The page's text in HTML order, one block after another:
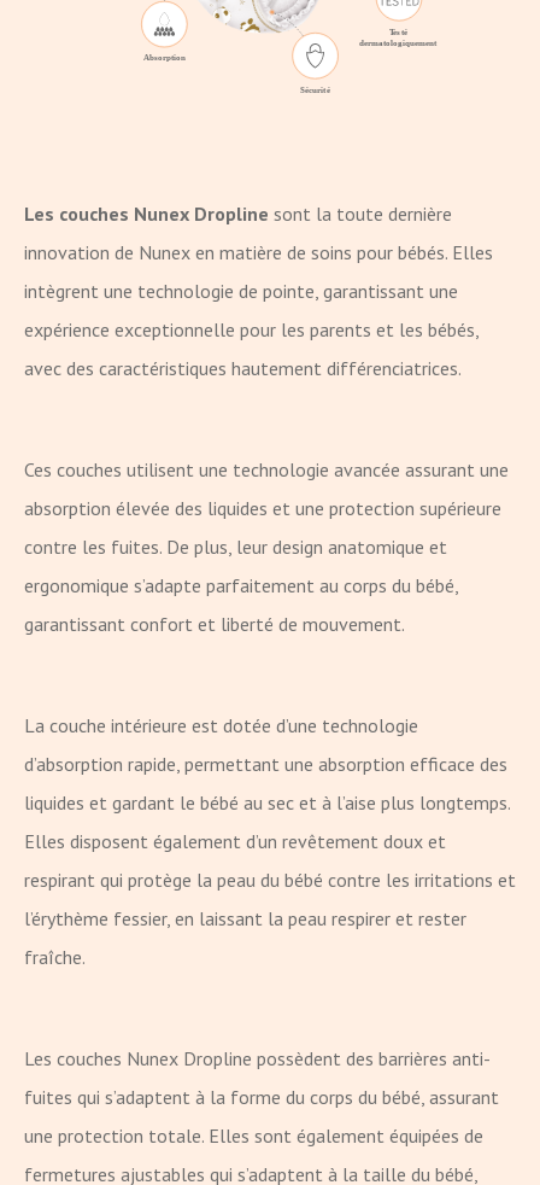
Les couches Nunex Dropline sont la toute dernière
innovation de Nunex en matière de soins pour bébés. Elles
intègrent une technologie de pointe, garantissant une
expérience exceptionnelle pour les parents et les bébés,
avec des caractéristiques hautement différenciatrices.
Ces couches utilisent une technologie avancée assurant une
absorption élevée des liquides et une protection supérieure
contre les fuites. De plus, leur design anatomique et
ergonomique s’adapte parfaitement au corps du bébé,
garantissant confort et liberté de mouvement.
La couche intérieure est dotée d’une technologie
d’absorption rapide, permettant une absorption efficace des
liquides et gardant le bébé au sec et à l’aise plus longtemps.
Elles disposent également d’un revêtement doux et
respirant qui protège la peau du bébé contre les irritations et
l’érythème fessier, en laissant la peau respirer et rester
fraîche.
Les couches Nunex Dropline possèdent des barrières anti-
fuites qui s’adaptent à la forme du corps du bébé, assurant
une protection totale. Elles sont également équipées de
fermetures ajustables qui s’adaptent à la taille du bébé,